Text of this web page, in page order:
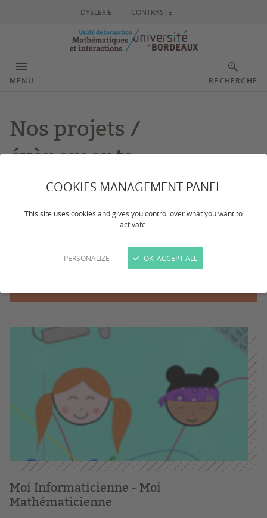
COOKIES MANAGEMENT PANEL
This site uses cookies and gives you control over what you want to
activate.
PERSONALIZE OK, ACCEPT ALL
DYSLEXIE CONTRASTE
MENU RECHERCHE
Nos projets /
évènements
Moi Informaticienne - Moi
Mathématicienne